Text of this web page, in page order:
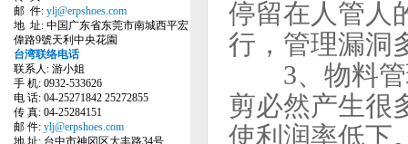
邮 件: ylj@erpshoes.com
地 址: 中国广东省东莞市南城西平宏
偉路9號天利中央花園
台湾联络电话
联系人: 游小姐
手 机: 0932-533626
电 话: 04-25271842 25272855
传 真: 04-25284151
邮 件: ylj@erpshoes.com
地 址: 台中市神冈区大丰路34号
停留在人管人
行，管理漏洞
3、物料管
剪必然产生很
使利润率低下